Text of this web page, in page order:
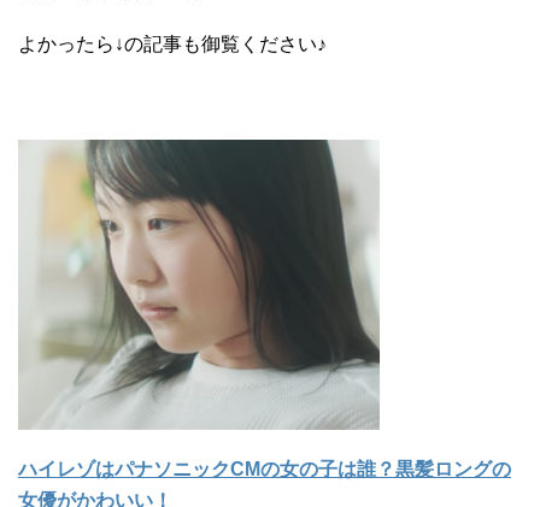
よかったら↓の記事も御覧ください♪
ハイレゾはパナソニックCMの女の子は誰？黒髪ロングの
女優がかわいい！